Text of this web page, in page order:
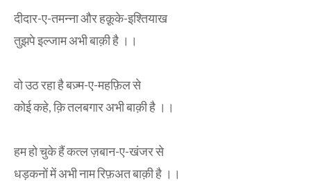
दीदार-ए-तमन्ना और हक़ूके-इश्तियाख
तुझपे इल्जाम अभी बाक़ी है ।।
वो उठ रहा है बज़्म-ए-महफ़िल से
कोई कहे, क़ि तलबगार अभी बाक़ी है ।।
हम हो चुके हैं कत्ल ज़बान-ए-खंजर से
धड़कनों में अभी नाम रिफ़अत बाक़ी है ।।